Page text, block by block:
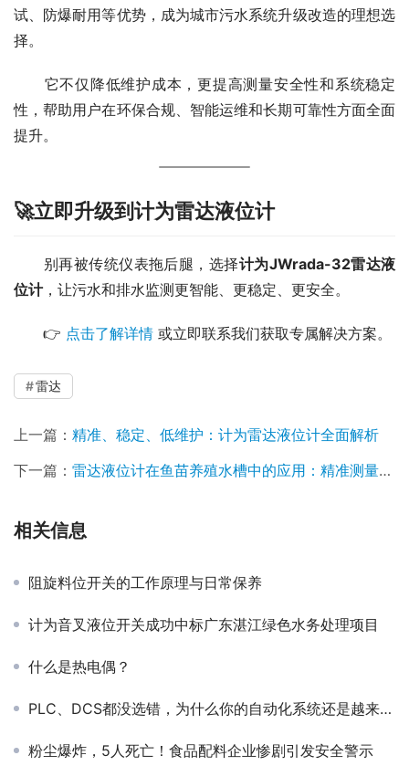
试、防爆耐用等优势，成为城市污水系统升级改造的理想选
择。
它不仅降低维护成本，更提高测量安全性和系统稳定
性，帮助用户在环保合规、智能运维和长期可靠性方面全面
提升。
🚀立即升级到计为雷达液位计
别再被传统仪表拖后腿，选择计为JWrada-32雷达液
位计，让污水和排水监测更智能、更稳定、更安全。
👉 点击了解详情 或立即联系我们获取专属解决方案。
雷达
上一篇： 精准、稳定、低维护：计为雷达液位计全面解析
下一篇： 雷达液位计在鱼苗养殖水槽中的应用：精准测量，稳定水位保障水产健康
相关信息
阻旋料位开关的工作原理与日常保养
计为音叉液位开关成功中标广东湛江绿色水务处理项目
什么是热电偶？
PLC、DCS都没选错，为什么你的自动化系统还是越来越难用？
粉尘爆炸，5人死亡！食品配料企业惨剧引发安全警示